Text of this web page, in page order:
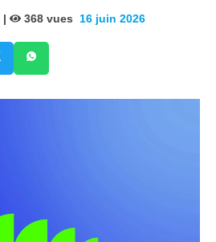
| 368 vues 16 juin 2026